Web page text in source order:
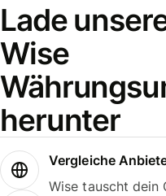
Lade
Wise
herunter
Vergleiche
Wise tauscht dein